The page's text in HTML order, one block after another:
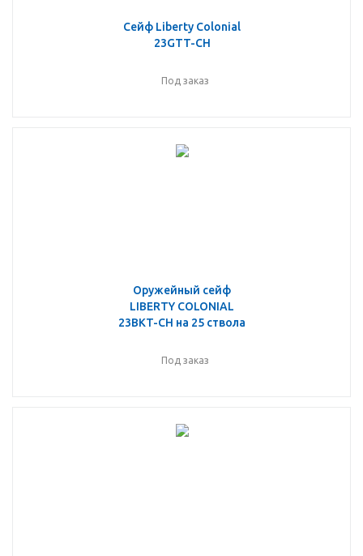
Сейф Liberty Colonial
23GTT-CH
Под заказ
Оружейный сейф
LIBERTY COLONIAL
23BKT-CH на 25 ствола
Под заказ